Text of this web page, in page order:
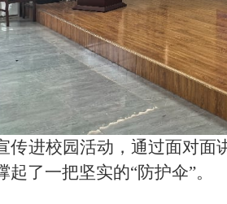
传进校园活动 ， 通过面对面
起了一把坚实的“防护伞”。